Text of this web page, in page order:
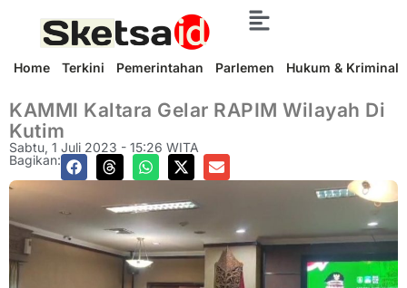
Home Terkini Pemerintahan Parlemen Hukum & Kriminal
KAMMI Kaltara Gelar RAPIM Wilayah Di
Kutim
Sabtu, 1 Juli 2023 - 15:26 WITA
Bagikan: